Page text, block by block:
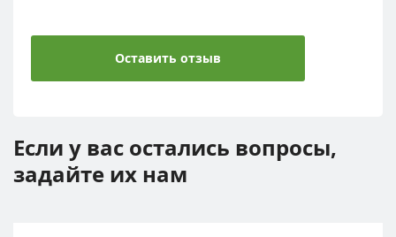
Оставить отзыв
Если у вас остались вопросы,
задайте их нам